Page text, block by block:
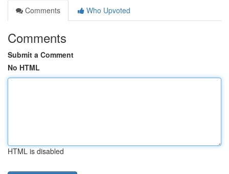
Comments
Who Upvoted
Comments
Submit a Comment
No HTML
HTML is disabled